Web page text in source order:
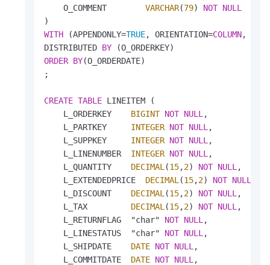
    O_COMMENT
VARCHAR(79) NOT NULL
WITH (APPENDONLY=TRUE, ORIENTATION=COLUMN,
DISTRIBUTED BY
ORDER BY(O_ORDERDATE)
;
CREATE TABLE LINEITEM (
    L_ORDERKEY
BIGINT NOT NULL ,
    L_PARTKEY
INTEGER NOT NULL ,
    L_SUPPKEY
INTEGER NOT NULL ,
    L_LINENUMBER
INTEGER NOT NULL ,
    L_QUANTITY
DECIMAL (15,2) NOT NULL ,
    L_EXTENDEDPRICE
DECIMAL (15,2) NOT NULL
    L_DISCOUNT
DECIMAL (15,2) NOT NULL ,
    L_TAX
DECIMAL (15,2) NOT NULL ,
    L_RETURNFLAG  "char"
NOT NULL ,
    L_LINESTATUS  "char"
NOT NULL ,
    L_SHIPDATE
DATE NOT NULL ,
    L_COMMITDATE
DATE NOT NULL ,